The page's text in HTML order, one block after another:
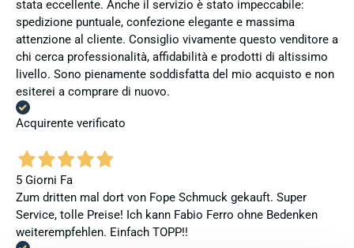
stata eccellente. Anche il servizio è stato impeccabile:
spedizione puntuale, confezione elegante e massima
attenzione al cliente. Consiglio vivamente questo venditore a
chi cerca professionalità, affidabilità e prodotti di altissimo
livello. Sono pienamente soddisfatta del mio acquisto e non
esiterei a comprare di nuovo.
Acquirente verificato
5 Giorni Fa
Zum dritten mal dort von Fope Schmuck gekauft. Super
Service, tolle Preise! Ich kann Fabio Ferro ohne Bedenken
weiterempfehlen. Einfach TOPP!!